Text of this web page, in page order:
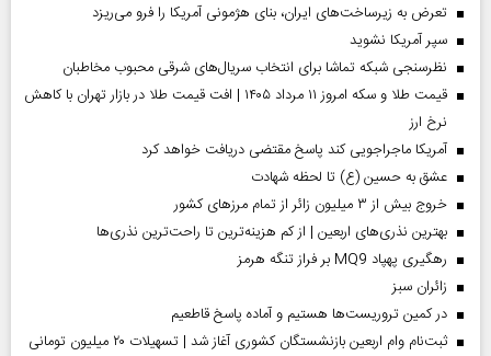
تعرض به زیرساخت‌های ایران، بنای هژمونی آمریکا را فرو می‌ریزد
سپر آمریکا نشوید
نظرسنجی شبکه تماشا برای انتخاب سریال‌های شرقی محبوب مخاطبان
قیمت طلا و سکه امروز ۱۱ مرداد ۱۴۰۵ | افت قیمت طلا در بازار تهران با کاهش
نرخ ارز
آمریکا ماجراجویی کند پاسخ مقتضی دریافت خواهد کرد
عشق به حسین (ع) تا لحظه شهادت
خروج بیش از ۳ میلیون زائر از تمام مرز‌های کشور
بهترین نذری‌های اربعین | از کم هزینه‌ترین تا راحت‌ترین نذری‌ها
رهگیری پهپاد MQ9 بر فراز تنگه هرمز
‌زائران سبز
در کمین تروریست‌ها هستیم و آماده پاسخ قاطعیم
ثبت‌نام وام اربعین بازنشستگان کشوری آغاز شد | تسهیلات ۲۰ میلیون تومانی